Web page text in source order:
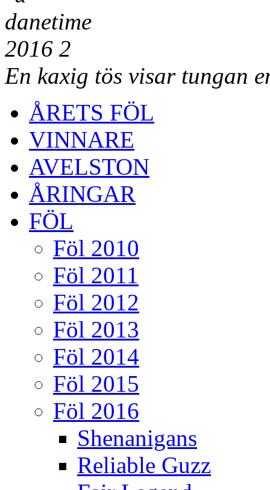
En kaxig tös visar tungan
ÅRETS FÖL
VINNARE
AVELSTON
ÅRINGAR
FÖL
Föl 2010
Föl 2011
Föl 2012
Föl 2013
Föl 2014
Föl 2015
Föl 2016
Shenanigans
Reliable Guzz